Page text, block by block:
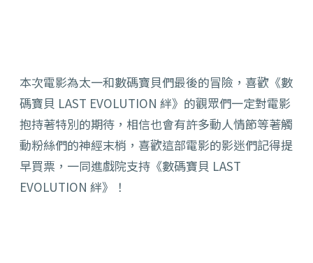
本次電影為太一和數碼寶貝們最後的冒險，喜歡《數
碼寶貝 LAST EVOLUTION 絆》的觀眾們一定對電影
抱持著特別的期待，相信也會有許多動人情節等著觸
動粉絲們的神經末梢，喜歡這部電影的影迷們記得提
早買票，一同進戲院支持《數碼寶貝 LAST
EVOLUTION 絆》！